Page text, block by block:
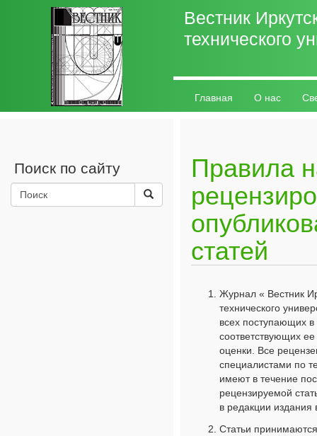
Вестник
технического
Главная О нас
Поиск по сайту
Правила
статей
Журнал « Вестник
технического
всех поступающих
соответствующих
оценки. Все
специалистами по
имеют в течение
рецензируемой
в редакции издания
Статьи